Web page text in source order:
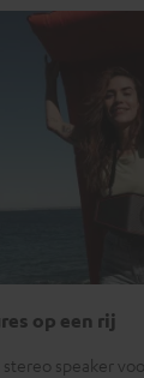
op een rij
speaker